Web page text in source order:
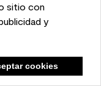
use of our site
analytics
Cookies
sitio con
y
cookies
400-450